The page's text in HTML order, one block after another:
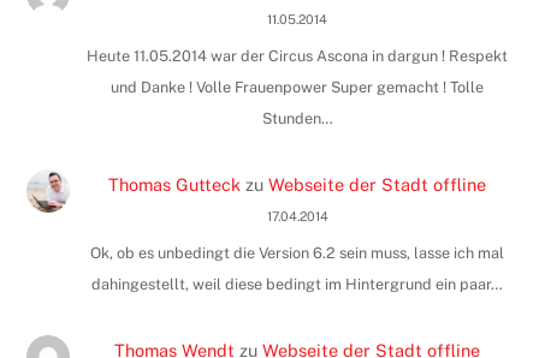
11.05.2014
Heute 11.05.2014 war der Circus Ascona in dargun ! Respekt
und Danke ! Volle Frauenpower Super gemacht ! Tolle
Stunden…
Thomas Gutteck zuWebseite der Stadt offline
17.04.2014
Ok, ob es unbedingt die Version 6.2 sein muss, lasse ich mal
dahingestellt, weil diese bedingt im Hintergrund ein paar…
Thomas Wendt zuWebseite der Stadt offline